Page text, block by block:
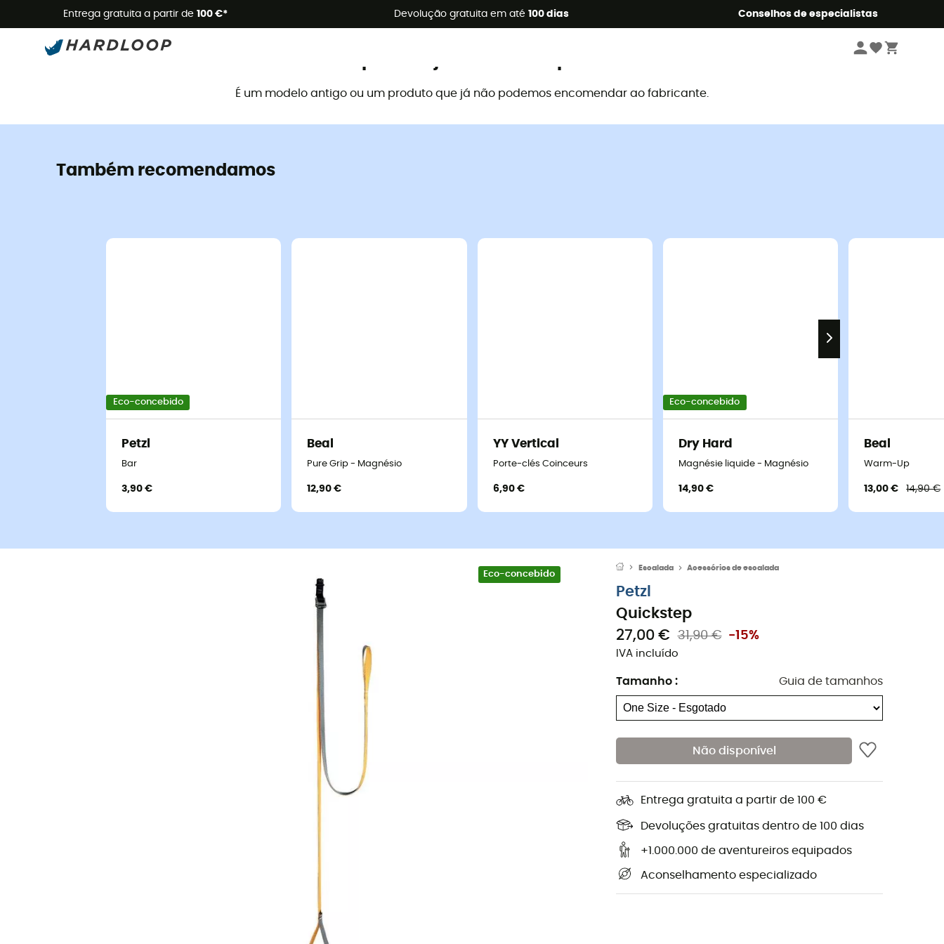
Entrega gratuita a partir de 100 €* Devolução gratuita em até 100 dias Conselhos de especialistas
Promoções de verão 🔥 -5% EXTRA a partir de 2 produtos* com o código Summer5
É um modelo antigo ou um produto que já não podemos encomendar ao fabricante.
Também recomendamos
Eco-concebido
Petzl
Bar
3,90 €
Beal
Pure Grip - Magnésio
12,90 €
YY Vertical
Porte-clés Coinceurs
6,90 €
Eco-concebido
Dry Hard
Magnésie liquide - Magnésio
14,90 €
Beal
Warm-Up
13,00 € 14,90 €
Eco-concebido
Escalada Acessórios de escalada
Petzl
Quickstep
27,00 €
31,90 € -15%
IVA incluído
Tamanho : Guia de tamanhos
Não disponível
Entrega gratuita a partir de 100 €
Devoluções gratuitas dentro de 100 dias
+1.000.000 de aventureiros equipados
Aconselhamento especializado